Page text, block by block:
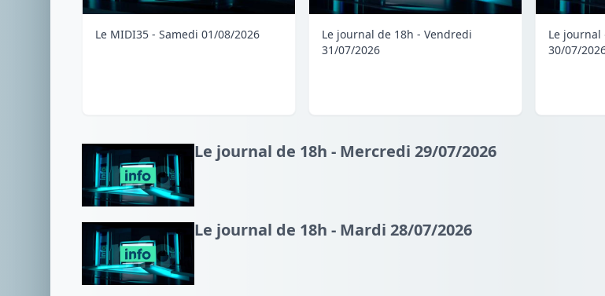
Le MIDI35 - Samedi 01/08/2026
Le journal de 18h - Vendredi
31/07/2026
Le journal
30/07/
Le journal de 18h - Mercredi 29/07/2026
Le journal de 18h - Mardi 28/07/2026